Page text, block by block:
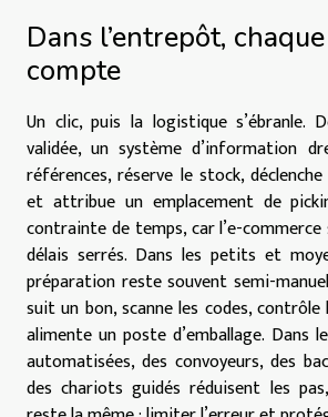
Dans l’entrepôt,
compte
Un clic, puis la logistique s’ébranle.
validée, un système d’information
références, réserve le stock,
et attribue un emplacement de
contrainte de temps, car l’e-commerce
délais serrés. Dans les petits et
préparation reste souvent semi-
suit un bon, scanne les codes,
alimente un poste d’emballage. Dans
automatisées, des convoyeurs, des
des chariots guidés réduisent les